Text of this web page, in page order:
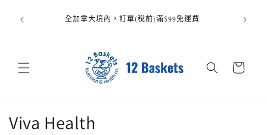
容
全加拿大境內，訂單(稅前)滿$99免運費
物
商
Viva Health